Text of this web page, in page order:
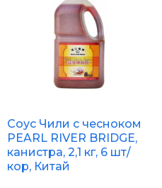
Соус Чили с чесноком
PEARL RIVER BRIDGE,
канистра, 2,1 кг, 6 шт/
кор, Китай